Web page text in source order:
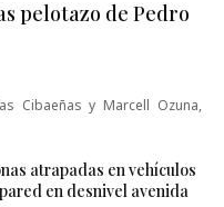
pelotazo de Pedro
Cibaeñas y Marcell Ozuna,
atrapadas en vehículos
en desnivel avenida